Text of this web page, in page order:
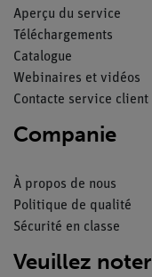
Aperçu du service
Téléchargements
Catalogue
Webinaires et vidéos
Contacte service client
Companie
À propos de nous
Politique de qualité
Sécurité en classe
Veuillez noter